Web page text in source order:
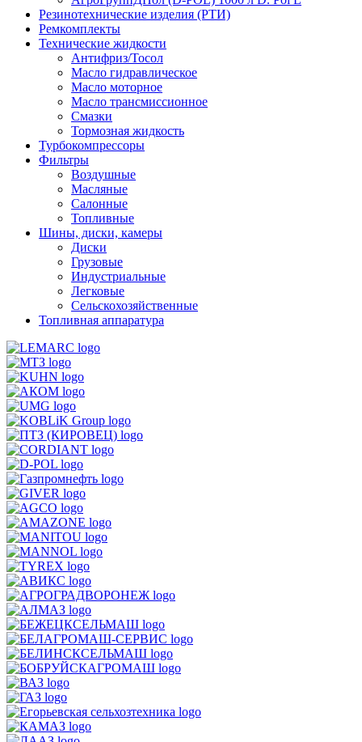
Резинотехнические изделия (РТИ)
Ремкомплекты
Технические жидкости
Антифриз/Тосол
Масло гидравлическое
Масло моторное
Масло трансмиссионное
Смазки
Тормозная жидкость
Турбокомпрессоры
Фильтры
Воздушные
Масляные
Салонные
Топливные
Шины, диски, камеры
Диски
Грузовые
Индустриальные
Легковые
Сельскохозяйственные
Топливная аппаратура